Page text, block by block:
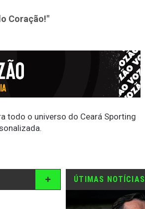
Coração!"
todo o universo do Ceará Sporting
ÚTIMAS NOTÍCIAS